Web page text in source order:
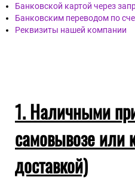
Банковской картой через
Банковским переводом по
Реквизиты нашей компании
1. Наличными
самовывозе или
доставкой)